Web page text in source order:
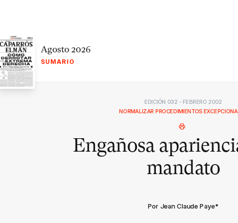
Agosto 2026
SUMARIO
EDICIÓN 032 - FEBRERO 2002
NORMALIZAR PROCEDIMIENTOS
Engañosa
mandato
Por Jean Claude Paye*